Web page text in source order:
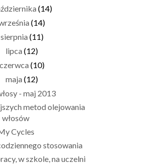
(14)
(14)
sierpnia (11)
lipca (12)
czerwca (10)
maja (12)
- maj 2013
metod olejowania
włosów
Cycles
stosowania
w szkole, na uczelni